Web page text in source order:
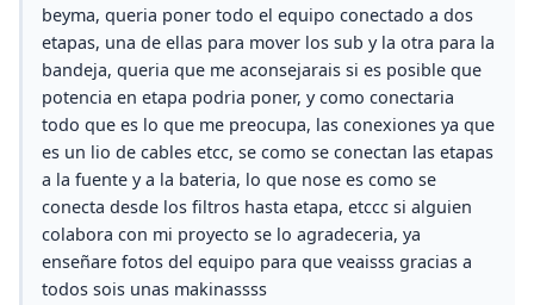
beyma, queria poner todo el equipo conectado a dos
etapas, una de ellas para mover los sub y la otra para la
bandeja, queria que me aconsejarais si es posible que
potencia en etapa podria poner, y como conectaria
todo que es lo que me preocupa, las conexiones ya que
es un lio de cables etcc, se como se conectan las etapas
a la fuente y a la bateria, lo que nose es como se
conecta desde los filtros hasta etapa, etccc si alguien
colabora con mi proyecto se lo agradeceria, ya
enseñare fotos del equipo para que veaisss gracias a
todos sois unas makinassss